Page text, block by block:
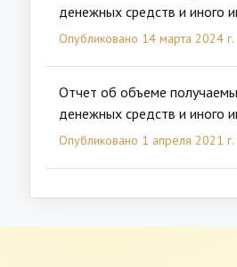
денежных средств и иного
Опубликовано 14 марта 2024 г.
Отчет об объеме
денежных средств и иного
Опубликовано 1 апреля 2021 г.